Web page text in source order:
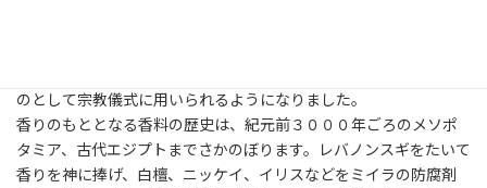
のとして宗教儀式に用いられるようになりました。
香りのもととなる香料の歴史は、紀元前３０００年ごろのメソポ
タミア、古代エジプトまでさかのぼります。レバノンスギをたいて
香りを神に捧げ、白檀、ニッケイ、イリスなどをミイラの防腐剤